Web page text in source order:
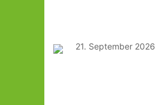
21. September 2026